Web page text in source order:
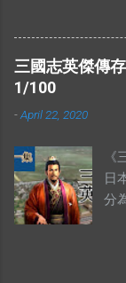
的
是
可
物
（
個盤裡
材料攪
時鐘旋
前的面
烤箱裡
一下的
需要的
喜歡。
年都
三國志英傑傳
1/100
-April 22, 2020
日
分